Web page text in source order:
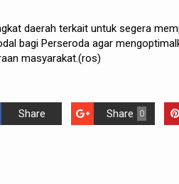
daerah terkait untuk segera
bagi Perseroda agar
masyarakat.(ros)
Share 0
Share